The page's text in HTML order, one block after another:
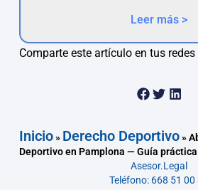
Leer más >
Comparte este artículo en tus
Inicio» Derecho Deportivo»
Deportivo en Pamplona — Guía práctica
Asesor.Legal
Teléfono: 668 51 00